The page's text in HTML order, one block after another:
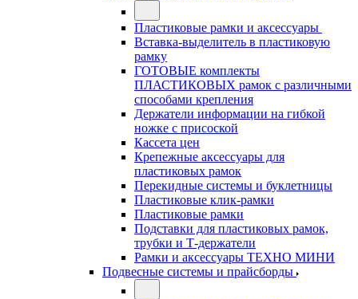
Пластиковые рамки и аксессуары
Вставка-выделитель в пластиковую
рамку
ГОТОВЫЕ комплекты
ПЛАСТИКОВЫХ рамок с различными
способами крепления
Держатели информации на гибкой
ножке с присоской
Кассета цен
Крепежные аксессуары для
пластиковых рамок
Перекидные системы и буклетницы
Пластиковые клик-рамки
Пластиковые рамки
Подставки для пластиковых рамок,
трубки и Т-держатели
Рамки и аксессуары ТЕХНО МИНИ
Подвесные системы и прайсборды